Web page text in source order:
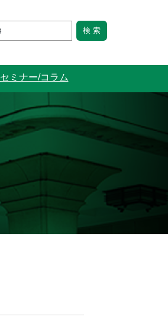
セミナー/コラム